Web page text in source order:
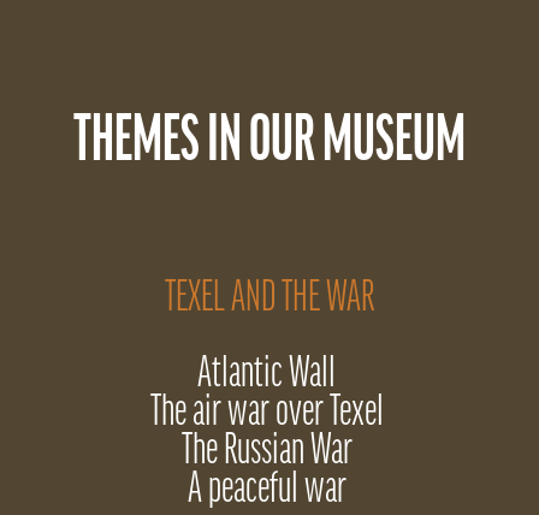
THEMES IN OUR MUSEUM
TEXEL AND THE WAR
Atlantic Wall
The air war over Texel
The Russian War
A peaceful war